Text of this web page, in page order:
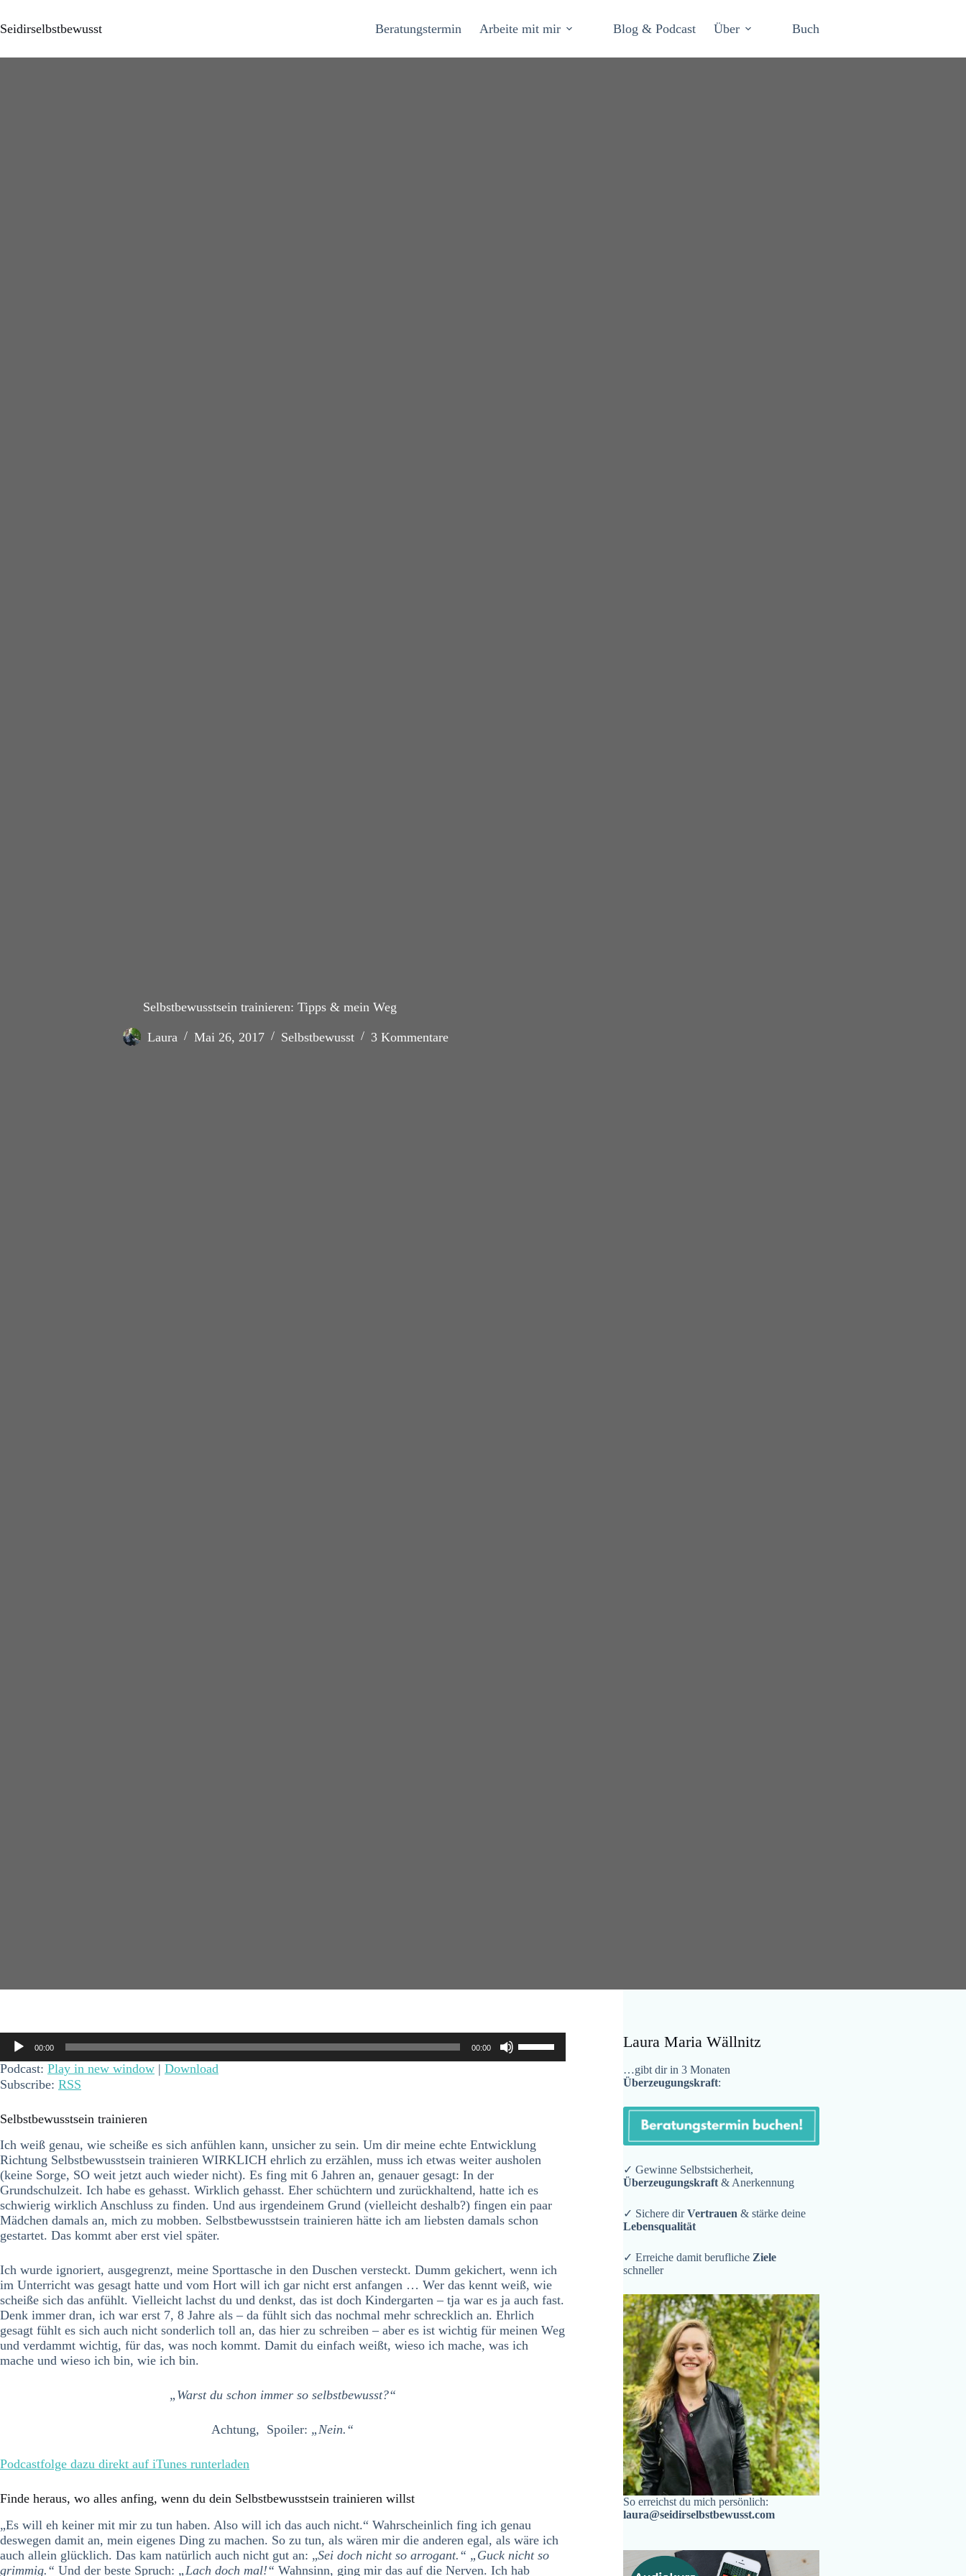
Seidirselbstbewusst Beratungstermin Arbeite mit mir Blog & Podcast Über Buch
Selbstbewusstsein trainieren: Tipps & mein Weg
Laura Mai 26, 2017 Selbstbewusst 3 Kommentare
Audio-
Player
00:00 00:00
Hoch/Runter
regeln.
Podcast: Play in new window | Download
Subscribe: RSS
Selbstbewusstsein trainieren
Ich weiß genau, wie scheiße es sich anfühlen kann, unsicher zu sein. Um dir meine echte Entwicklung
Richtung Selbstbewusstsein trainieren WIRKLICH ehrlich zu erzählen, muss ich etwas weiter ausholen
(keine Sorge, SO weit jetzt auch wieder nicht). Es fing mit 6 Jahren an, genauer gesagt: In der
Grundschulzeit. Ich habe es gehasst. Wirklich gehasst. Eher schüchtern und zurückhaltend, hatte ich es
schwierig wirklich Anschluss zu finden. Und aus irgendeinem Grund (vielleicht deshalb?) fingen ein paar
Mädchen damals an, mich zu mobben. Selbstbewusstsein trainieren hätte ich am liebsten damals schon
gestartet. Das kommt aber erst viel später.
Ich wurde ignoriert, ausgegrenzt, meine Sporttasche in den Duschen versteckt. Dumm gekichert, wenn ich
im Unterricht was gesagt hatte und vom Hort will ich gar nicht erst anfangen … Wer das kennt weiß, wie
scheiße sich das anfühlt. Vielleicht lachst du und denkst, das ist doch Kindergarten – tja war es ja auch fast.
Denk immer dran, ich war erst 7, 8 Jahre als – da fühlt sich das nochmal mehr schrecklich an. Ehrlich
gesagt fühlt es sich auch nicht sonderlich toll an, das hier zu schreiben – aber es ist wichtig für meinen Weg
und verdammt wichtig, für das, was noch kommt. Damit du einfach weißt, wieso ich mache, was ich
mache und wieso ich bin, wie ich bin.
„Warst du schon immer so selbstbewusst?“
Achtung, Spoiler: „Nein.“
Podcastfolge dazu direkt auf iTunes runterladen
Finde heraus, wo alles anfing, wenn du dein Selbstbewusstsein trainieren willst
„Es will eh keiner mit mir zu tun haben. Also will ich das auch nicht.“ Wahrscheinlich fing ich genau
deswegen damit an, mein eigenes Ding zu machen. So zu tun, als wären mir die anderen egal, als wäre ich
auch allein glücklich. Das kam natürlich auch nicht gut an: „Sei doch nicht so arrogant.“ „Guck nicht so
grimmig.“ Und der beste Spruch: „Lach doch mal!“ Wahnsinn, ging mir das auf die Nerven. Ich hab
Laura Maria Wällnitz
…gibt dir in 3 Monaten
Überzeugungskraft:
✓ Gewinne Selbstsicherheit,
Überzeugungskraft & Anerkennung
✓ Sichere dirVertrauen & stärke deine
Lebensqualität
✓ Erreiche damit berufliche Ziele
schneller
So erreichst du mich persönlich:
laura@seidirselbstbewusst.com